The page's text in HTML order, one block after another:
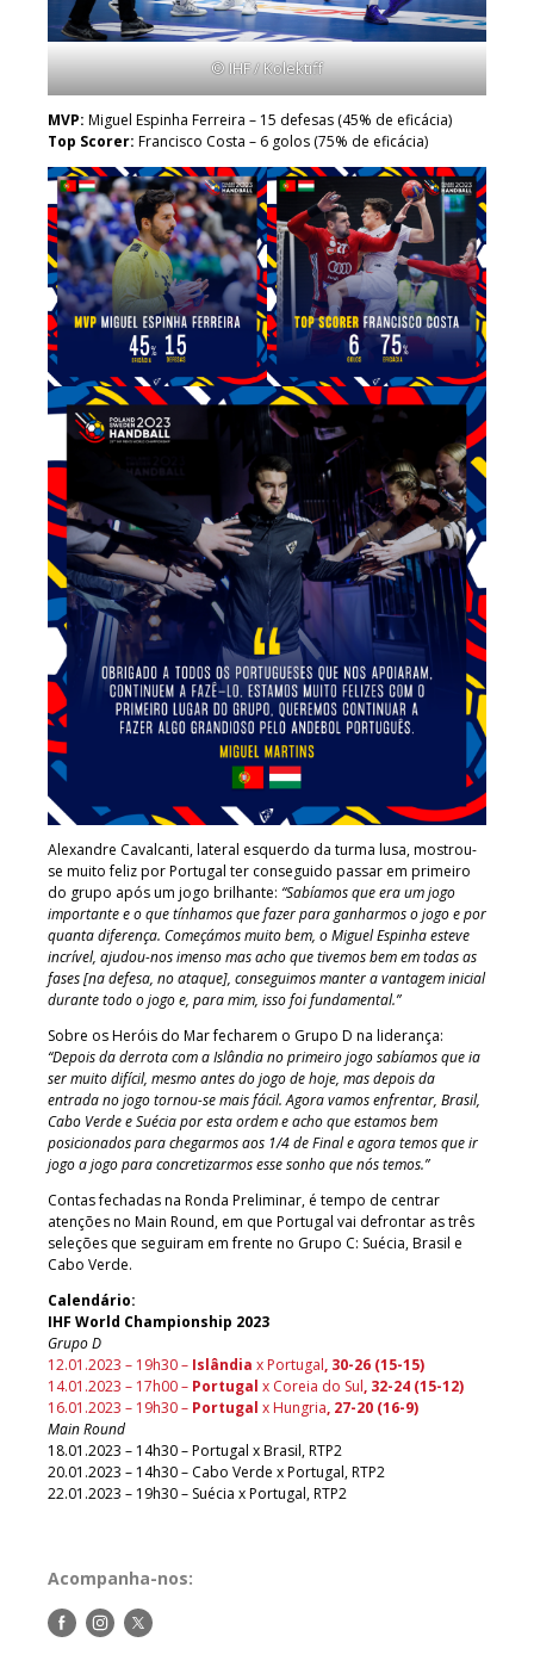
© IHF / Kolektiff
MVP: Miguel Espinha Ferreira – 15 defesas (45% de eficácia)
Top Scorer: Francisco Costa – 6 golos (75% de eficácia)
Alexandre Cavalcanti, lateral esquerdo da turma lusa, mostrou-
se muito feliz por Portugal ter conseguido passar em primeiro
do grupo após um jogo brilhante: “Sabíamos que era um jogo
importante e o que tínhamos que fazer para ganharmos o jogo e por
quanta diferença. Começámos muito bem, o Miguel Espinha esteve
incrível, ajudou-nos imenso mas acho que tivemos bem em todas as
fases [na defesa, no ataque], conseguimos manter a vantagem inicial
durante todo o jogo e, para mim, isso foi fundamental.”
Sobre os Heróis do Mar fecharem o Grupo D na liderança:
“Depois da derrota com a Islândia no primeiro jogo sabíamos que ia
ser muito difícil, mesmo antes do jogo de hoje, mas depois da
entrada no jogo tornou-se mais fácil. Agora vamos enfrentar, Brasil,
Cabo Verde e Suécia por esta ordem e acho que estamos bem
posicionados para chegarmos aos 1/4 de Final e agora temos que ir
jogo a jogo para concretizarmos esse sonho que nós temos.”
Contas fechadas na Ronda Preliminar, é tempo de centrar
atenções no Main Round, em que Portugal vai defrontar as três
seleções que seguiram em frente no Grupo C: Suécia, Brasil e
Cabo Verde.
Calendário:
IHF World Championship 2023
Grupo D
12.01.2023 – 19h30 – Islândia x Portugal, 30-26 (15-15)
14.01.2023 – 17h00 – Portugal x Coreia do Sul, 32-24 (15-12)
16.01.2023 – 19h30 – Portugal x Hungria, 27-20 (16-9)
Main Round
18.01.2023 – 14h30 – Portugal x Brasil, RTP2
20.01.2023 – 14h30 – Cabo Verde x Portugal, RTP2
22.01.2023 – 19h30 – Suécia x Portugal, RTP2
Acompanha-nos:
Siga-Siga-Siga-